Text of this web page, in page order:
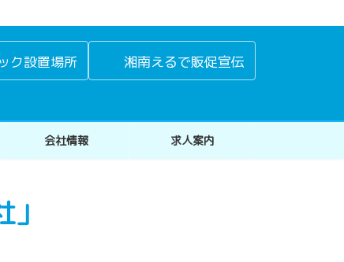
ク設置場所 湘南えるで販促宣伝
会社情報 求人案内